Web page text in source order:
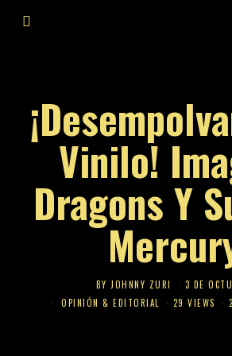
Vinilo!
Dragons Y
BYJOHNNY ZURI
3 DE
OPINIÓN & EDITORIAL
29 VIEWS